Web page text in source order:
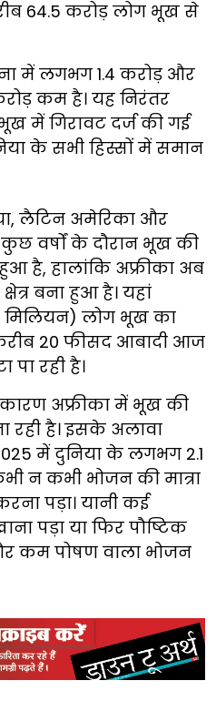
64.5 करोड़ लोग भूख से
में लगभग 1.4 करोड़ और
कम है। यह निरंतर
में गिरावट दर्ज की गई
के सभी हिस्सों में समान
लैटिन अमेरिका और
वर्षों के दौरान भूख की
है, हालांकि अफ्रीका अब
बना हुआ है। यहां
मिलियन) लोग भूख का
20 फीसद आबादी आज
पा रही है।
अफ्रीका में भूख की
रही है। इसके अलावा
2025 में दुनिया के लगभग 2.1
न कभी भोजन की मात्रा
पड़ा। यानी कई
पड़ा या फिर पौष्टिक
कम पोषण वाला भोजन